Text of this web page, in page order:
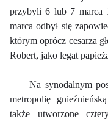
przybyli 6 lub 7 marca
marca odbył się
którym oprócz cesarza
Robert, jako legat
Na synodalnym
metropolię
także utworzone